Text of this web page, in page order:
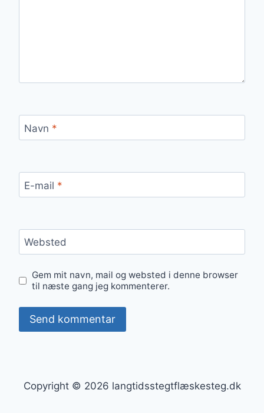
Navn *
E-mail *
Websted
Gem mit navn, mail og websted i denne browser
til næste gang jeg kommenterer.
Copyright © 2026 langtidsstegtflæskesteg.dk